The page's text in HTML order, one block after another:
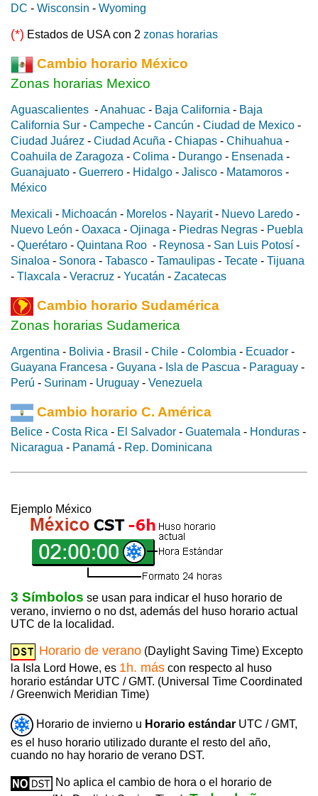
DC - Wisconsin - Wyoming
(*) Estados de USA con 2 zonas horarias
Cambio horario México
Zonas horarias Mexico
Aguascalientes -Anahuac - Baja California - Baja
California Sur - Campeche - Cancún - Ciudad de Mexico -
Ciudad Juárez - Ciudad Acuña - Chiapas - Chihuahua -
Coahuila de Zaragoza - Colima - Durango - Ensenada -
Guanajuato - Guerrero - Hidalgo - Jalisco - Matamoros -
México
Mexicali - Michoacán - Morelos - Nayarit- Nuevo Laredo -
Nuevo León - Oaxaca - Ojinaga - Piedras Negras - Puebla
- Querétaro - Quintana Roo - Reynosa - San Luis Potosí -
Sinaloa - Sonora - Tabasco - Tamaulipas - Tecate - Tijuana
- Tlaxcala - Veracruz - Yucatán - Zacatecas
Cambio horario Sudamérica
Zonas horarias Sudamerica
Argentina - Bolivia - Brasil - Chile - Colombia - Ecuador -
Guayana Francesa - Guyana - Isla de Pascua - Paraguay -
Perú - Surinam - Uruguay - Venezuela
Cambio horario C. América
Belice - Costa Rica - El Salvador - Guatemala - Honduras -
Nicaragua - Panamá - Rep. Dominicana
Ejemplo México
3 Símbolos se usan para indicar el huso horario de
verano, invierno o no dst, además del huso horario actual
UTC de la localidad.
Horario de verano (Daylight Saving Time) Excepto
la Isla Lord Howe, es 1h. más con respecto al huso
horario estándar UTC / GMT. (Universal Time Coordinated
/ Greenwich Meridian Time)
Horario de invierno u Horario estándar UTC / GMT,
es el huso horario utilizado durante el resto del año,
cuando no hay horario de verano DST.
No aplica el cambio de hora o el horario de